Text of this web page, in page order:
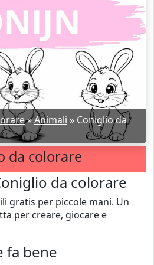
»Animali » Coniglio da
da colorare
da colorare
gratis per piccole mani. Un
per creare, giocare e
fa bene